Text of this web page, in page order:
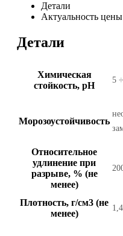
Детали
Актуальность
Детали
Химическая
стойкость, pH
5
Морозоустойчивость
Относительное
удлинение при
разрыве, % (не
менее)
Плотность, г/см3 (не
менее)